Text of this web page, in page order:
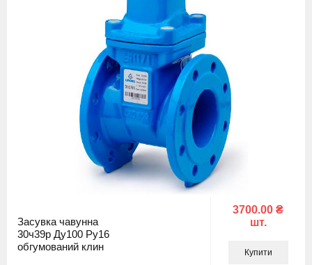
Засувка чавунна
30ч39р Ду100 Ру16
обгумований клин
3700.00 ₴
шт.
Купити